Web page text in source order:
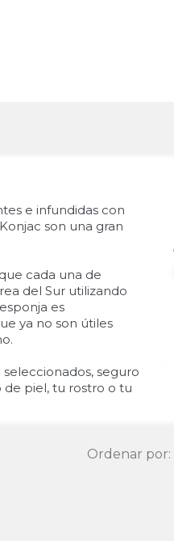
e infundidas con
son una gran
cada una de
del Sur utilizando
es
ya no son útiles
seguro
de piel, tu rostro o tu
Ordenar por: